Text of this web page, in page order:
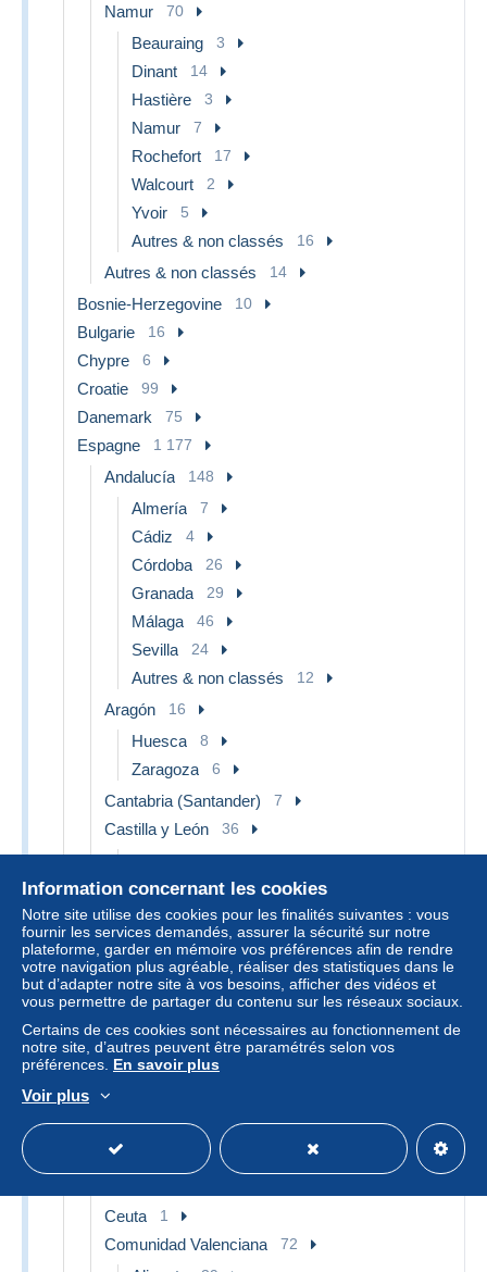
Namur 70
Beauraing 3
Dinant 14
Hastière 3
Namur 7
Rochefort 17
Walcourt 2
Yvoir 5
Autres & non classés 16
Autres & non classés 14
Bosnie-Herzegovine 10
Bulgarie 16
Chypre 6
Croatie 99
Danemark 75
Espagne 1 177
Andalucía 148
Almería 7
Cádiz 4
Córdoba 26
Granada 29
Málaga 46
Sevilla 24
Autres & non classés 12
Aragón 16
Huesca 8
Zaragoza 6
Cantabria (Santander) 7
Castilla y León 36
Burgos 22
Salamanca
Segovia 2
Valladolid 2
Castilla-La Mancha 23
Toledo 23
Cataluña 291
Barcelona 70
Lérida 29
34
Ceuta 1
Comunidad Valenciana 72
Information concernant les cookies
Notre site utilise des cookies pour les finalités suivantes : vous
fournir les services demandés, assurer la sécurité sur notre
plateforme, garder en mémoire vos préférences afin de rendre
votre navigation plus agréable, réaliser des statistiques dans le
but d’adapter notre site à vos besoins, afficher des vidéos et
vous permettre de partager du contenu sur les réseaux sociaux.
Certains de ces cookies sont nécessaires au fonctionnement de
notre site, d’autres peuvent être paramétrés selon vos
préférences. En savoir plus
Voir plus